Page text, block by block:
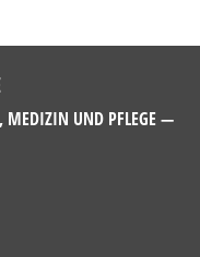
MEDIZIN UND PFLEGE —